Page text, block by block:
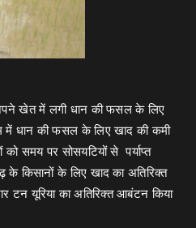
खेत में लगी धान की फसल के लिए
में धान की फसल के लिए खाद की कमी
को समय पर सोसयटियों से पर्याप्त
के किसानों के लिए खाद का अतिरिक्त
टन यूरिया का अतिरिक्त आबंटन किया